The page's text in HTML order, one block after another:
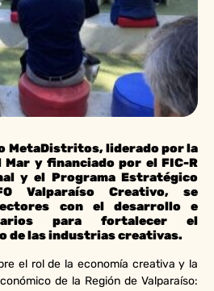
MetaDistritos, liderado por la
Mar y financiado por el FIC-R
y el Programa Estratégico
Valparaíso Creativo, se
con el desarrollo e
para fortalecer el
de las industrias creativas.
el rol de la economía creativa y la
de la Región de Valparaíso: